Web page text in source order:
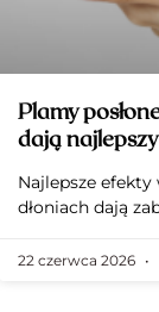
Plamy
dają
Najlepsze
dłoniach dają
22 czerwca 2026